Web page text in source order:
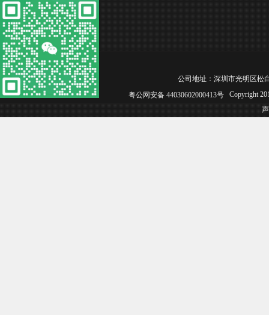
公司地址：深圳市光明区松
粤公网安备 44030602000413号 Copyright